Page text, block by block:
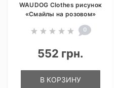
WAUDOG Clothes рисунок
«Смайлы на розовом»
0
552 грн.
В КОРЗИНУ